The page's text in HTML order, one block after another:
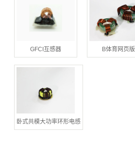
GFCI互感器 B体育网页版
卧式共模大功率环形电感